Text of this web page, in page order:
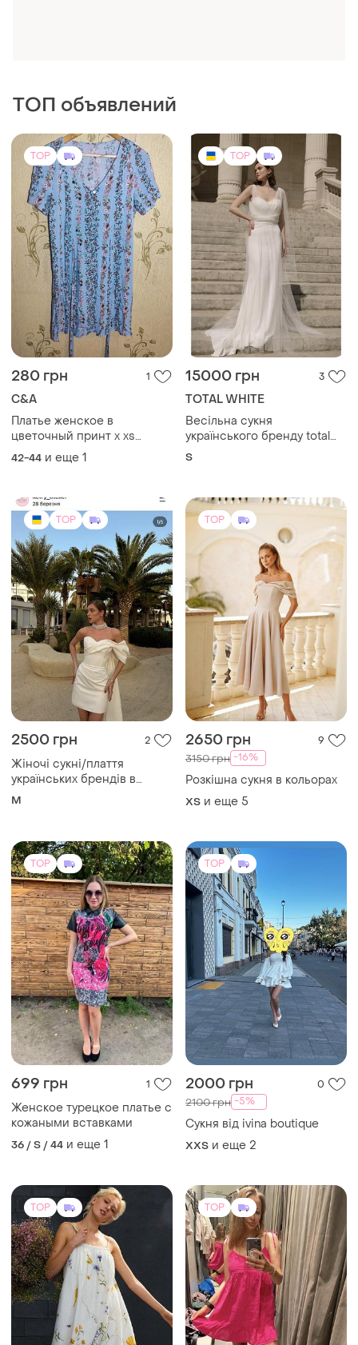
280 грн 1
Платье женское в
цветочный принт x хs
размер
42-44 и еще 1
15000 грн 3
TOTAL WHITE
Весільна сукня
українського бренду total
white
TOP
2500 грн 2
Жіночі сукні/плаття
українських брендів в
розмірі м
M
TOP
2650 грн 9
3150 грн -16%
Розкішна сукня в кольорах
ХS и еще 5
TOP
699 грн 1
Женское турецкое платье с
кожаными вставками
36 / S / 44 и еще 1
TOP
2000 грн 0
2100 грн -5%
Сукня від ivina boutique
XХS и еще 2
TOP
1200 грн
TOP
300 грн 8